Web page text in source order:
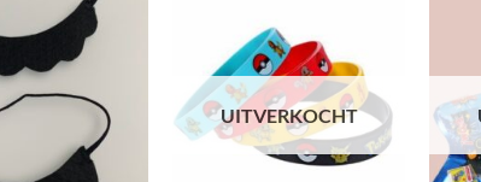
UITVERKOCHT